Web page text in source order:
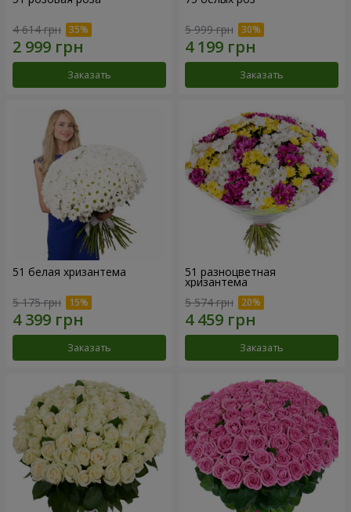
4 614 грн
Заказать
5 999 грн
Заказать
51 белая хризантема
5 175 грн
Заказать
51 разноцветная
хризантема
5 574 грн
Заказать